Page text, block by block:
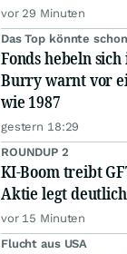
vor 29 Minuten
Das Top könnte
Fonds hebeln sich
Burry warnt vor
wie 1987
gestern 18:29
ROUNDUP 2
KI-Boom treibt
Aktie legt
vor 15 Minuten
Flucht aus USA